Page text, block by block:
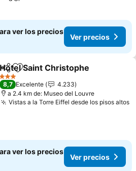
ver los precios
Ver precios
CompartirAñadir a favoritos
Hotel Saint Christophe
3 Estrellas
8,7 Excelente
4.233
a 2.4 km de: Museo del Louvre
Vistas a la Torre Eiffel desde los pisos altos
ver los precios
Ver precios